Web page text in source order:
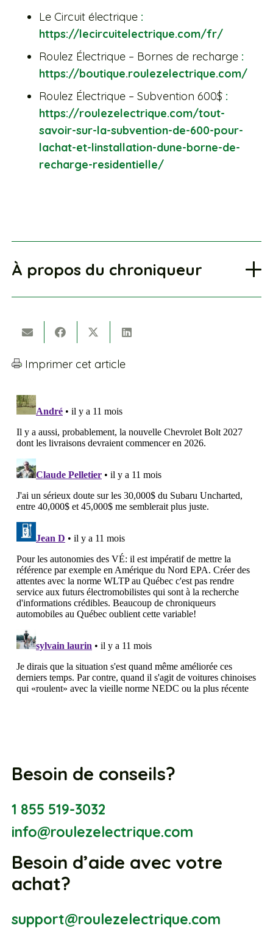
Le Circuit électrique :
https://lecircuitelectrique.com/fr/
Roulez Électrique – Bornes de recharge :
https://boutique.roulezelectrique.com/
Roulez Électrique – Subvention 600$ :
https://roulezelectrique.com/tout-
savoir-sur-la-subvention-de-600-pour-
lachat-et-linstallation-dune-borne-de-
recharge-residentielle/
À propos du chroniqueur
Imprimer cet article
Besoin de conseils?
1 855 519-3032
info@roulezelectrique.com
Besoin d’aide avec votre
achat?
support@roulezelectrique.com